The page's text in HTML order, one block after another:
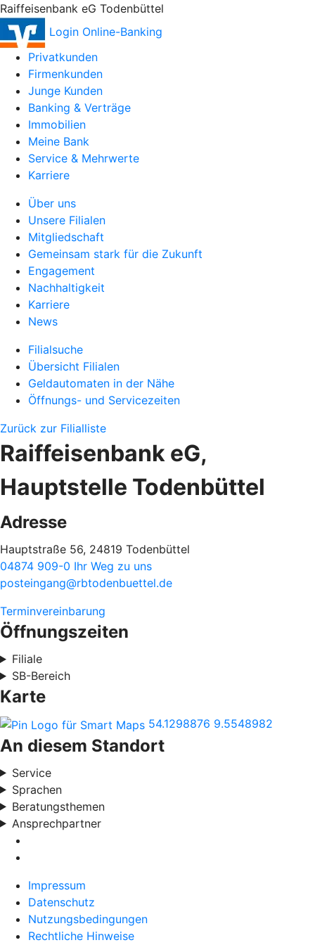
Raiffeisenbank eG Todenbüttel
Login Online-Banking
Privatkunden
Firmenkunden
Junge Kunden
Banking & Verträge
Immobilien
Meine Bank
Service & Mehrwerte
Karriere
Über uns
Unsere Filialen
Mitgliedschaft
Gemeinsam stark für die Zukunft
Engagement
Nachhaltigkeit
Karriere
News
Filialsuche
Übersicht Filialen
Geldautomaten in der Nähe
Öffnungs- und Servicezeiten
Zurück zur Filialliste
Raiffeisenbank eG,
Hauptstelle Todenbüttel
Adresse
Hauptstraße 56, 24819 Todenbüttel
04874 909-0 Ihr Weg zu uns
posteingang@rbtodenbuettel.de
Terminvereinbarung
Öffnungszeiten
Filiale
SB-Bereich
Karte
54.1298876 9.5548982
An diesem Standort
Service
Sprachen
Beratungsthemen
Ansprechpartner
Impressum
Datenschutz
Nutzungsbedingungen
Rechtliche Hinweise